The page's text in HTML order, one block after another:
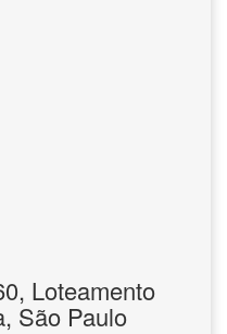
Loteamento
São Paulo